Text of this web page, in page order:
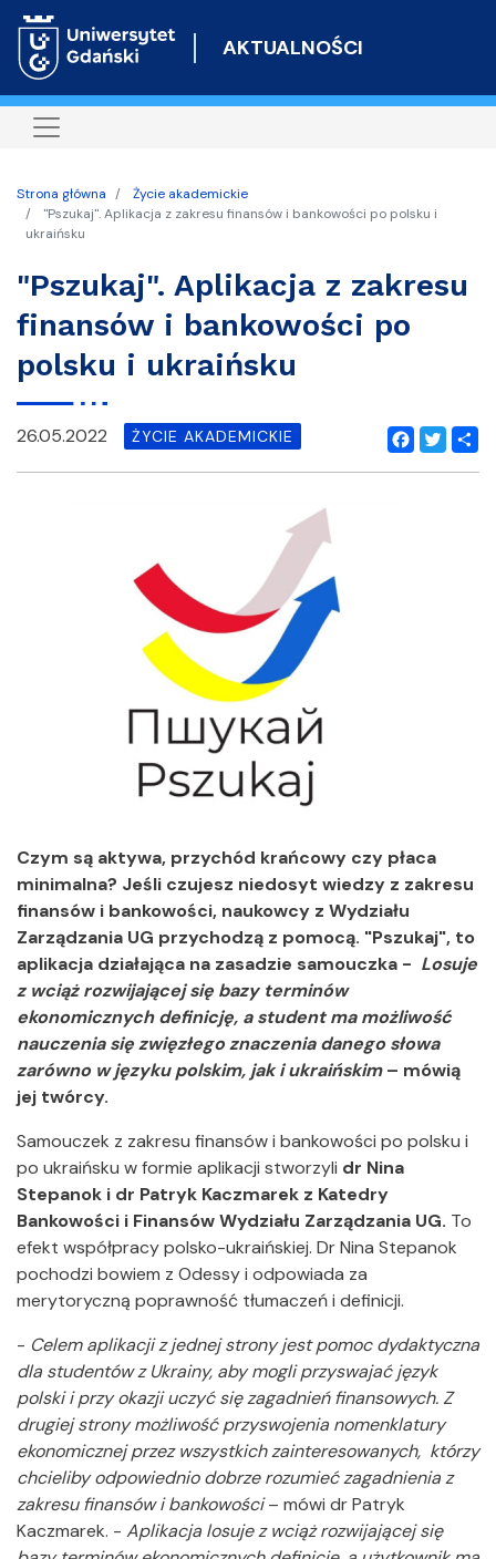
do
AKTUALNOŚCI
Strona główna
Życie akademickie
"Pszukaj". Aplikacja z zakresu finansów i bankowości po polsku i
ukraińsku
"Pszukaj". Aplikacja z zakresu
finansów i bankowości po
polsku i ukraińsku
Facebook
Twitter
26.05.2022 ŻYCIE AKADEMICKIE
Czym są aktywa, przychód krańcowy czy płaca
minimalna? Jeśli czujesz niedosyt wiedzy z zakresu
finansów i bankowości, naukowcy z Wydziału
Zarządzania UG przychodzą z pomocą. "Pszukaj", to
aplikacja działająca na zasadzie samouczka - Losuje
z wciąż rozwijającej się bazy terminów
ekonomicznych definicję, a student ma możliwość
nauczenia się zwięzłego znaczenia danego słowa
zarówno w języku polskim, jak i ukraińskim– mówią
jej twórcy.
Samouczek z zakresu finansów i bankowości po polsku i
po ukraińsku w formie aplikacji stworzyli dr Nina
Stepanok i dr Patryk Kaczmarek z Katedry
Bankowości i Finansów Wydziału Zarządzania UG. To
efekt współpracy polsko-ukraińskiej. Dr Nina Stepanok
pochodzi bowiem z Odessy i odpowiada za
merytoryczną poprawność tłumaczeń i definicji.
- Celem aplikacji z jednej strony jest pomoc dydaktyczna
dla studentów z Ukrainy, aby mogli przyswajać język
polski i przy okazji uczyć się zagadnień finansowych. Z
drugiej strony możliwość przyswojenia nomenklatury
ekonomicznej przez wszystkich zainteresowanych, którzy
chcieliby odpowiednio dobrze rozumieć zagadnienia z
zakresu finansów i bankowości– mówi dr Patryk
Kaczmarek. - Aplikacja losuje z wciąż rozwijającej się